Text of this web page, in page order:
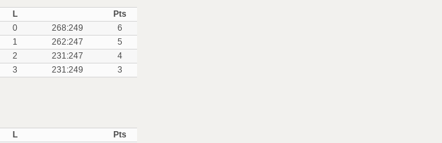
L
Pts
0 268:249
6
1 262:247
5
2 231:247
4
3 231:249 3
L
Pts